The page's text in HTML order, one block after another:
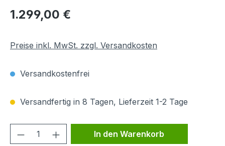
Regulärer Preis:
1.299,00 €
Preise inkl. MwSt. zzgl. Versandkosten
Versandkostenfrei
Versandfertig in 8 Tagen, Lieferzeit 1-2 Tage
Produkt Anzahl: Gib den
In den Warenkorb